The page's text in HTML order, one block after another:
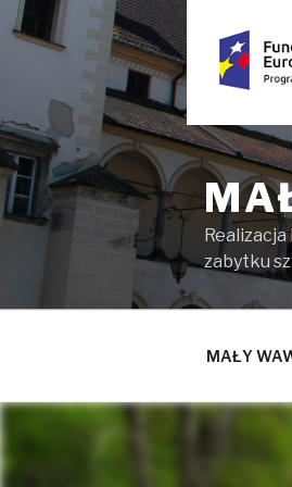
Przejdź
do
zabytku
MAŁY